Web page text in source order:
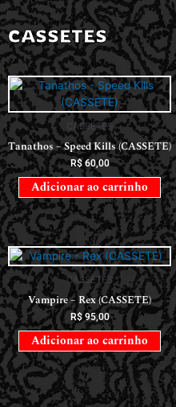
CASSETES
CASSETES
Tanathos – Speed Kills (CASSETE)
R$60,00
Adicionar ao carrinho
CASSETES
Vampire – Rex (CASSETE)
R$95,00
Adicionar ao carrinho